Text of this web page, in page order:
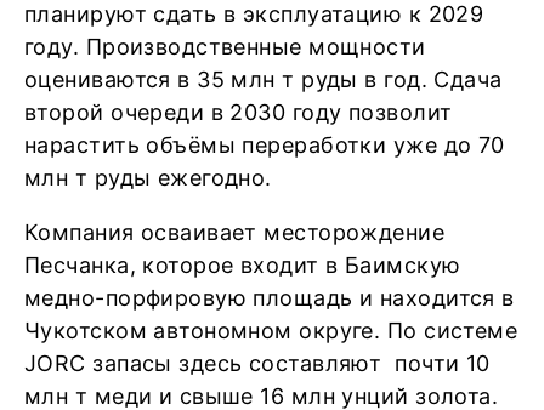
планируют сдать в эксплуатацию к 2029
году. Производственные мощности
оцениваются в 35 млн т руды в год. Сдача
второй очереди в 2030 году позволит
нарастить объёмы переработки уже до 70
млн т руды ежегодно.
Компания осваивает месторождение
Песчанка, которое входит в Баимскую
медно-порфировую площадь и находится в
Чукотском автономном округе. По системе
JORC запасы здесь составляют почти 10
млн т меди и свыше 16 млн унций золота.